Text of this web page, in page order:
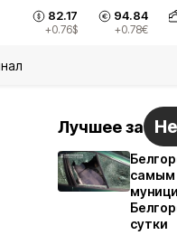
82.17
+0.76$
94.84
+0.78€
Лучшее за
самым
сутки